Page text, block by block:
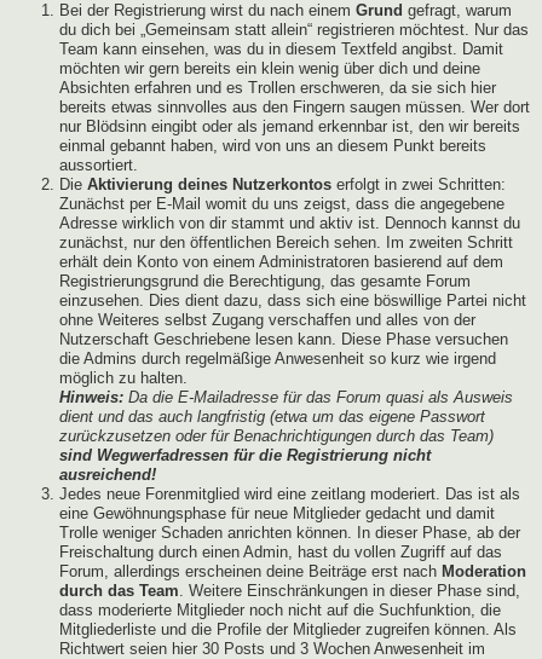
Bei der Registrierung wirst du nach einem Grund gefragt, warum
du dich bei „Gemeinsam statt allein“ registrieren möchtest. Nur das
Team kann einsehen, was du in diesem Textfeld angibst. Damit
möchten wir gern bereits ein klein wenig über dich und deine
Absichten erfahren und es Trollen erschweren, da sie sich hier
bereits etwas sinnvolles aus den Fingern saugen müssen. Wer dort
nur Blödsinn eingibt oder als jemand erkennbar ist, den wir bereits
einmal gebannt haben, wird von uns an diesem Punkt bereits
aussortiert.
Die Aktivierung deines Nutzerkontos erfolgt in zwei Schritten:
Zunächst per E-Mail womit du uns zeigst, dass die angegebene
Adresse wirklich von dir stammt und aktiv ist. Dennoch kannst du
zunächst, nur den öffentlichen Bereich sehen. Im zweiten Schritt
erhält dein Konto von einem Administratoren basierend auf dem
Registrierungsgrund die Berechtigung, das gesamte Forum
einzusehen. Dies dient dazu, dass sich eine böswillige Partei nicht
ohne Weiteres selbst Zugang verschaffen und alles von der
Nutzerschaft Geschriebene lesen kann. Diese Phase versuchen
die Admins durch regelmäßige Anwesenheit so kurz wie irgend
möglich zu halten.
Hinweis: Da die E-Mailadresse für das Forum quasi als Ausweis
dient und das auch langfristig (etwa um das eigene Passwort
zurückzusetzen oder für Benachrichtigungen durch das Team)
sind Wegwerfadressen für die Registrierung nicht
ausreichend!
Jedes neue Forenmitglied wird eine zeitlang moderiert. Das ist als
eine Gewöhnungsphase für neue Mitglieder gedacht und damit
Trolle weniger Schaden anrichten können. In dieser Phase, ab der
Freischaltung durch einen Admin, hast du vollen Zugriff auf das
Forum, allerdings erscheinen deine Beiträge erst nach Moderation
durch das Team. Weitere Einschränkungen in dieser Phase sind,
dass moderierte Mitglieder noch nicht auf die Suchfunktion, die
Mitgliederliste und die Profile der Mitglieder zugreifen können. Als
Richtwert seien hier 30 Posts und 3 Wochen Anwesenheit im